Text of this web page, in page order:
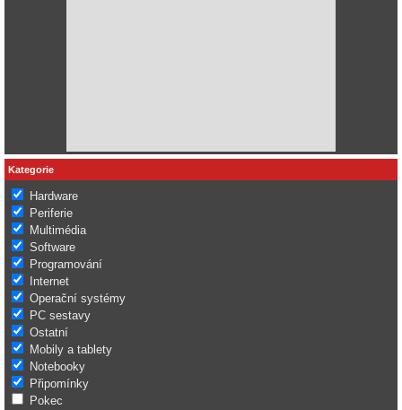
Kategorie
Hardware
Periferie
Multimédia
Software
Programování
Internet
Operační systémy
PC sestavy
Ostatní
Mobily a tablety
Notebooky
Připomínky
Pokec